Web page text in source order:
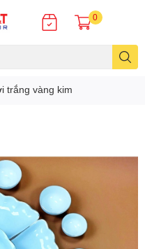
0
trắng vàng kim